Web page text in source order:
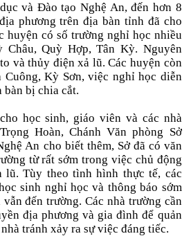
và Đào tạo Nghệ An, đến hơn 8
phương trên địa bàn tỉnh đã cho
huyện có số trường nghỉ học nhiều
Châu, Quỳ Hợp, Tân Kỳ. Nguyên
và thủy điện xả lũ. Các huyện còn
Cuông, Kỳ Sơn, việc nghỉ học diễn
bàn bị chia cắt.
học sinh, giáo viên và các nhà
Hoàn, Chánh Văn phòng Sở
An cho biết thêm, Sở đã có văn
từ rất sớm trong việc chủ động
lũ. Tùy theo tình hình thực tế, các
sinh nghỉ học và thông báo sớm
đến trường. Các nhà trường cần
địa phương và gia đình để quản
tránh xảy ra sự việc đáng tiếc.